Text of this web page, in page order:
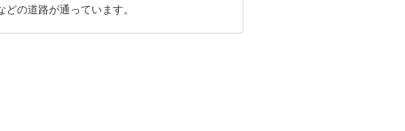
の道路が通っています。